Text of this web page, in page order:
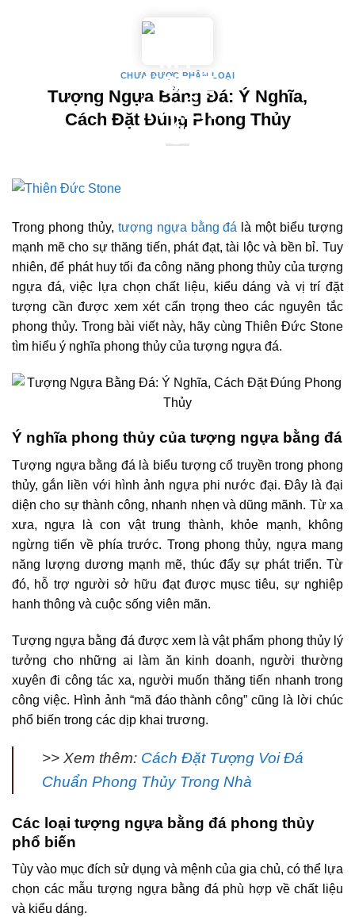
CHƯA ĐƯỢC PHÂN LOẠI
Tượng Ngựa Bằng Đá: Ý Nghĩa,
Cách Đặt Đúng Phong Thủy
Trong phong thủy, tượng ngựa bằng đá là một biểu tượng
mạnh mẽ cho sự thăng tiến, phát đạt, tài lộc và bền bỉ. Tuy
nhiên, để phát huy tối đa công năng phong thủy của tượng
ngựa đá, việc lựa chọn chất liệu, kiểu dáng và vị trí đặt
tượng cần được xem xét cẩn trọng theo các nguyên tắc
phong thủy. Trong bài viết này, hãy cùng Thiên Đức Stone
tìm hiểu ý nghĩa phong thủy của tượng ngựa đá.
Ý nghĩa phong thủy của tượng ngựa bằng đá
Tượng ngựa bằng đá là biểu tượng cổ truyền trong phong
thủy, gắn liền với hình ảnh ngựa phi nước đại. Đây là đại
diện cho sự thành công, nhanh nhẹn và dũng mãnh. Từ xa
xưa, ngựa là con vật trung thành, khỏe mạnh, không
ngừng tiến về phía trước. Trong phong thủy, ngựa mang
năng lượng dương mạnh mẽ, thúc đẩy sự phát triển. Từ
đó, hỗ trợ người sở hữu đạt được mụsc tiêu, sự nghiệp
hanh thông và cuộc sống viên mãn.
Tượng ngựa bằng đá được xem là vật phẩm phong thủy lý
tưởng cho những ai làm ăn kinh doanh, người thường
xuyên đi công tác xa, người muốn thăng tiến nhanh trong
công việc. Hình ảnh “mã đáo thành công” cũng là lời chúc
phổ biến trong các dịp khai trương.
>> Xem thêm: Cách Đặt Tượng Voi Đá
Chuẩn Phong Thủy Trong Nhà
Các loại tượng ngựa bằng đá phong thủy
phổ biến
Tùy vào mục đích sử dụng và mệnh của gia chủ, có thể lựa
chọn các mẫu tượng ngựa bằng đá phù hợp về chất liệu
và kiểu dáng.